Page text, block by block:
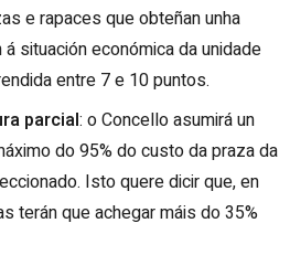
e rapaces que obteñan unha
situación económica da unidade
entre 7 e 10 puntos.
parcial: o Concello asumirá un
do 95% do custo da praza da
Isto quere dicir que, en
terán que achegar máis do 35%